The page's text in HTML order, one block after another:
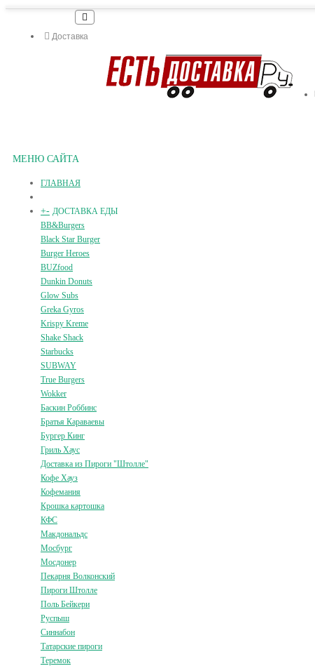
Доставка
МЕНЮ САЙТА
ГЛАВНАЯ
+- ДОСТАВКА ЕДЫ
BB&Burgers
Black Star Burger
Burger Heroes
BUZfood
Dunkin Donuts
Glow Subs
Greka Gyros
Krispy Kreme
Shake Shack
Starbucks
SUBWAY
True Burgers
Wokker
Баскин Роббинс
Братья Караваевы
Бургер Кинг
Гриль Хаус
Доставка из Пироги "Штолле"
Кофе Хауз
Кофемания
Крошка картошка
КФС
Макдональдс
Мосбург
Мосдонер
Пекарня Волконский
Пироги Штолле
Поль Бейкери
Руспыш
Синнабон
Татарские пироги
Теремок